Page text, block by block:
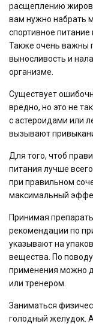
расщеплению жиров
вам нужно набрать
спортивное питание
Также очень важны
выносливость и
организме.
Существует
вредно, но это не
с астероидами или
вызывают
Для того, чтоб
питания лучше
при правильном
максимальный
Принимая
рекомендации по
указывают на
вещества. По
применения можно
или тренером.
Заниматься
голодный желудок.